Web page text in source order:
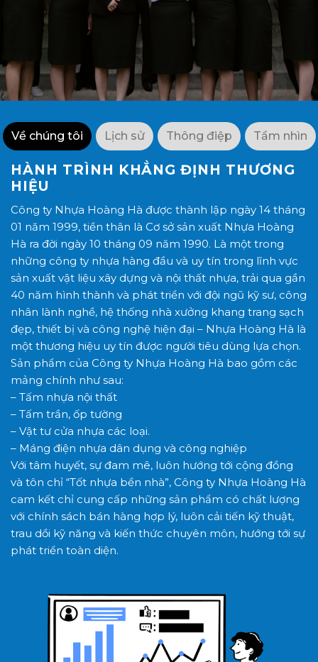
Về chúng tôi Lịch sử Thông điệp Tầm nhìn
HÀNH TRÌNH KHẲNG ĐỊNH THƯƠNG
HIỆU
Công ty Nhựa Hoàng Hà được thành lập ngày 14 tháng
01 năm 1999, tiền thân là Cơ sở sản xuất Nhựa Hoàng
Hà ra đời ngày 10 tháng 09 năm 1990. Là một trong
những công ty nhựa hàng đầu và uy tín trong lĩnh vực
sản xuất vật liệu xây dựng và nội thất nhựa, trải qua gần
40 năm hình thành và phát triển với đội ngũ kỹ sư, công
nhân lành nghề, hệ thống nhà xưởng khang trang sạch
đẹp, thiết bị và công nghệ hiện đại – Nhựa Hoàng Hà là
một thương hiệu uy tín được người tiêu dùng lựa chọn.
Sản phẩm của Công ty Nhựa Hoàng Hà bao gồm các
mảng chính như sau:
– Tấm nhựa nội thất
– Tấm trần, ốp tường
– Vật tư cửa nhựa các loại.
– Máng điện nhựa dân dụng và công nghiệp
Với tâm huyết, sự đam mê, luôn hướng tới cộng đồng
và tôn chỉ “Tốt nhựa bền nhà”, Công ty Nhựa Hoàng Hà
cam kết chỉ cung cấp những sản phẩm có chất lượng
với chính sách bán hàng hợp lý, luôn cải tiến kỹ thuật,
trau dồi kỹ năng và kiến thức chuyên môn, hướng tới sự
phát triển toàn diện.